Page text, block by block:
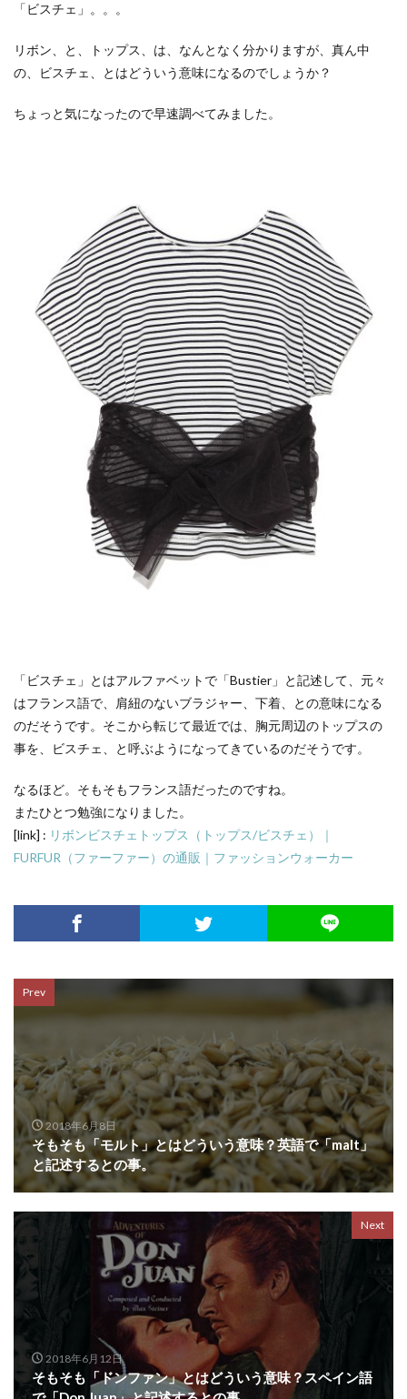
「ビスチェ」。。。
リボン、と、トップス、は、なんとなく分かりますが、真ん中
の、ビスチェ、とはどういう意味になるのでしょうか？
ちょっと気になったので早速調べてみました。
「ビスチェ」とはアルファベットで「Bustier」と記述して、元々
はフランス語で、肩紐のないブラジャー、下着、との意味になる
のだそうです。そこから転じて最近では、胸元周辺のトップスの
事を、ビスチェ、と呼ぶようになってきているのだそうです。
なるほど。そもそもフランス語だったのですね。
またひとつ勉強になりました。
[link] : リボンビスチェトップス（トップス/ビスチェ）｜
FURFUR（ファーファー）の通販｜ファッションウォーカー
Prev
2018年6月8日
そもそも「モルト」とはどういう意味？英語で「malt」
と記述するとの事。
Next
2018年6月12日
そもそも「ドンファン」とはどういう意味？スペイン語